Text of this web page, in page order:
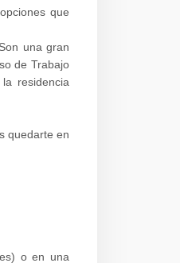
que
una gran
de Trabajo
residencia
quedarte en
o en una